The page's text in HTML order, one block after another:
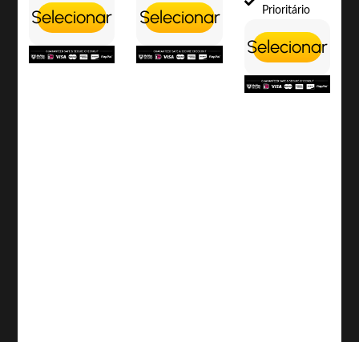
Selecionar Selecionar
Prioritário
Selecionar